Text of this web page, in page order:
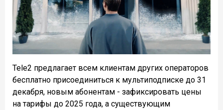
Tele2 предлагает всем клиентам других операторов
бесплатно присоединиться к мультиподписке до 31
декабря, новым абонентам - зафиксировать цены
на тарифы до 2025 года, а существующим